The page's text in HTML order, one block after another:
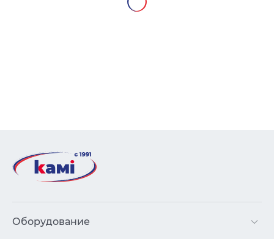
Оборудование